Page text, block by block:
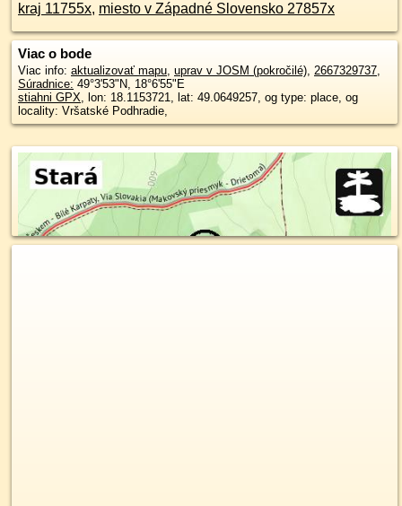
kraj 11755x, miesto v Západné Slovensko 27857x
Viac o bode
Viac info: aktualizovať mapu, uprav v JOSM (pokročilé), 2667329737,
Súradnice: 49°3'53"N, 18°6'55"E
stiahni GPX, lon: 18.1153721, lat: 49.0649257, og type: place, og
locality: Vršatské Podhradie,